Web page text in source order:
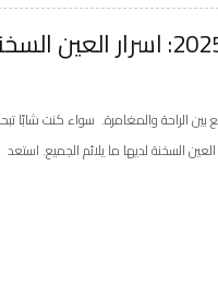
أفضل أماكن الشواطئ والأنشطة في العين السخنة
بين الراحة والمغامرة. سواء كنت شابًا
السخنة لديها ما يلائم الجميع. استعد